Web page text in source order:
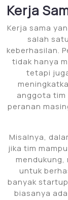
Kerja
Kerja sama
salah
keberhasilan.
tidak hanya
tetapi
anggota tim
peranan
Misalnya,
jika tim
mendukung,
untuk
banyak
biasanya